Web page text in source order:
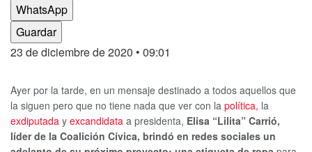
WhatsApp
Guardar
23 de diciembre de 2020 • 09:01
Ayer por la tarde, en un mensaje destinado a todos aquellos que
la siguen pero que no tiene nada que ver con la política, la
exdiputada y excandidata a presidenta, Elisa “Lilita” Carrió,
líder de la Coalición Cívica, brindó en redes sociales un